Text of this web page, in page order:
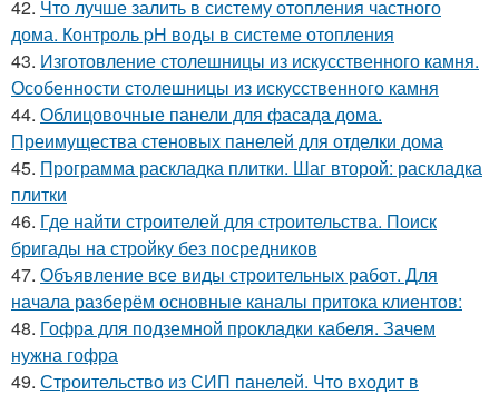
42. Что лучше залить в систему отопления частного
дома. Контроль pH воды в системе отопления
43. Изготовление столешницы из искусственного камня.
Особенности столешницы из искусственного камня
44. Облицовочные панели для фасада дома.
Преимущества стеновых панелей для отделки дома
45. Программа раскладка плитки. Шаг второй: раскладка
плитки
46. Где найти строителей для строительства. Поиск
бригады на стройку без посредников
47. Объявление все виды строительных работ. Для
начала разберём основные каналы притока клиентов:
48. Гофра для подземной прокладки кабеля. Зачем
нужна гофра
49. Строительство из СИП панелей. Что входит в